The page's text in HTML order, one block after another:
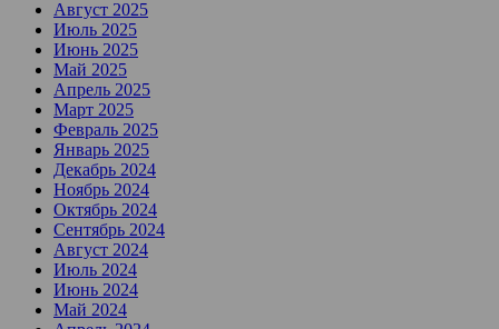
Август 2025
Июль 2025
Июнь 2025
Май 2025
Апрель 2025
Март 2025
Февраль 2025
Январь 2025
Декабрь 2024
Ноябрь 2024
Октябрь 2024
Сентябрь 2024
Август 2024
Июль 2024
Июнь 2024
Май 2024